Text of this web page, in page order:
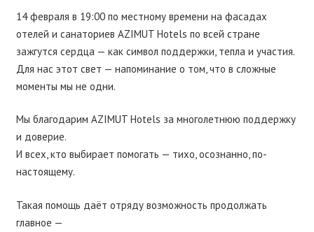
14 февраля в 19:00 по местному времени на фасадах
отелей и санаториев AZIMUT Hotels по всей стране
зажгутся сердца — как символ поддержки, тепла и участия.
Для нас этот свет — напоминание о том, что в сложные
моменты мы не одни.
Мы благодарим AZIMUT Hotels за многолетнюю поддержку
и доверие.
И всех, кто выбирает помогать — тихо, осознанно, по-
настоящему.
Такая помощь даёт отряду возможность продолжать
главное —